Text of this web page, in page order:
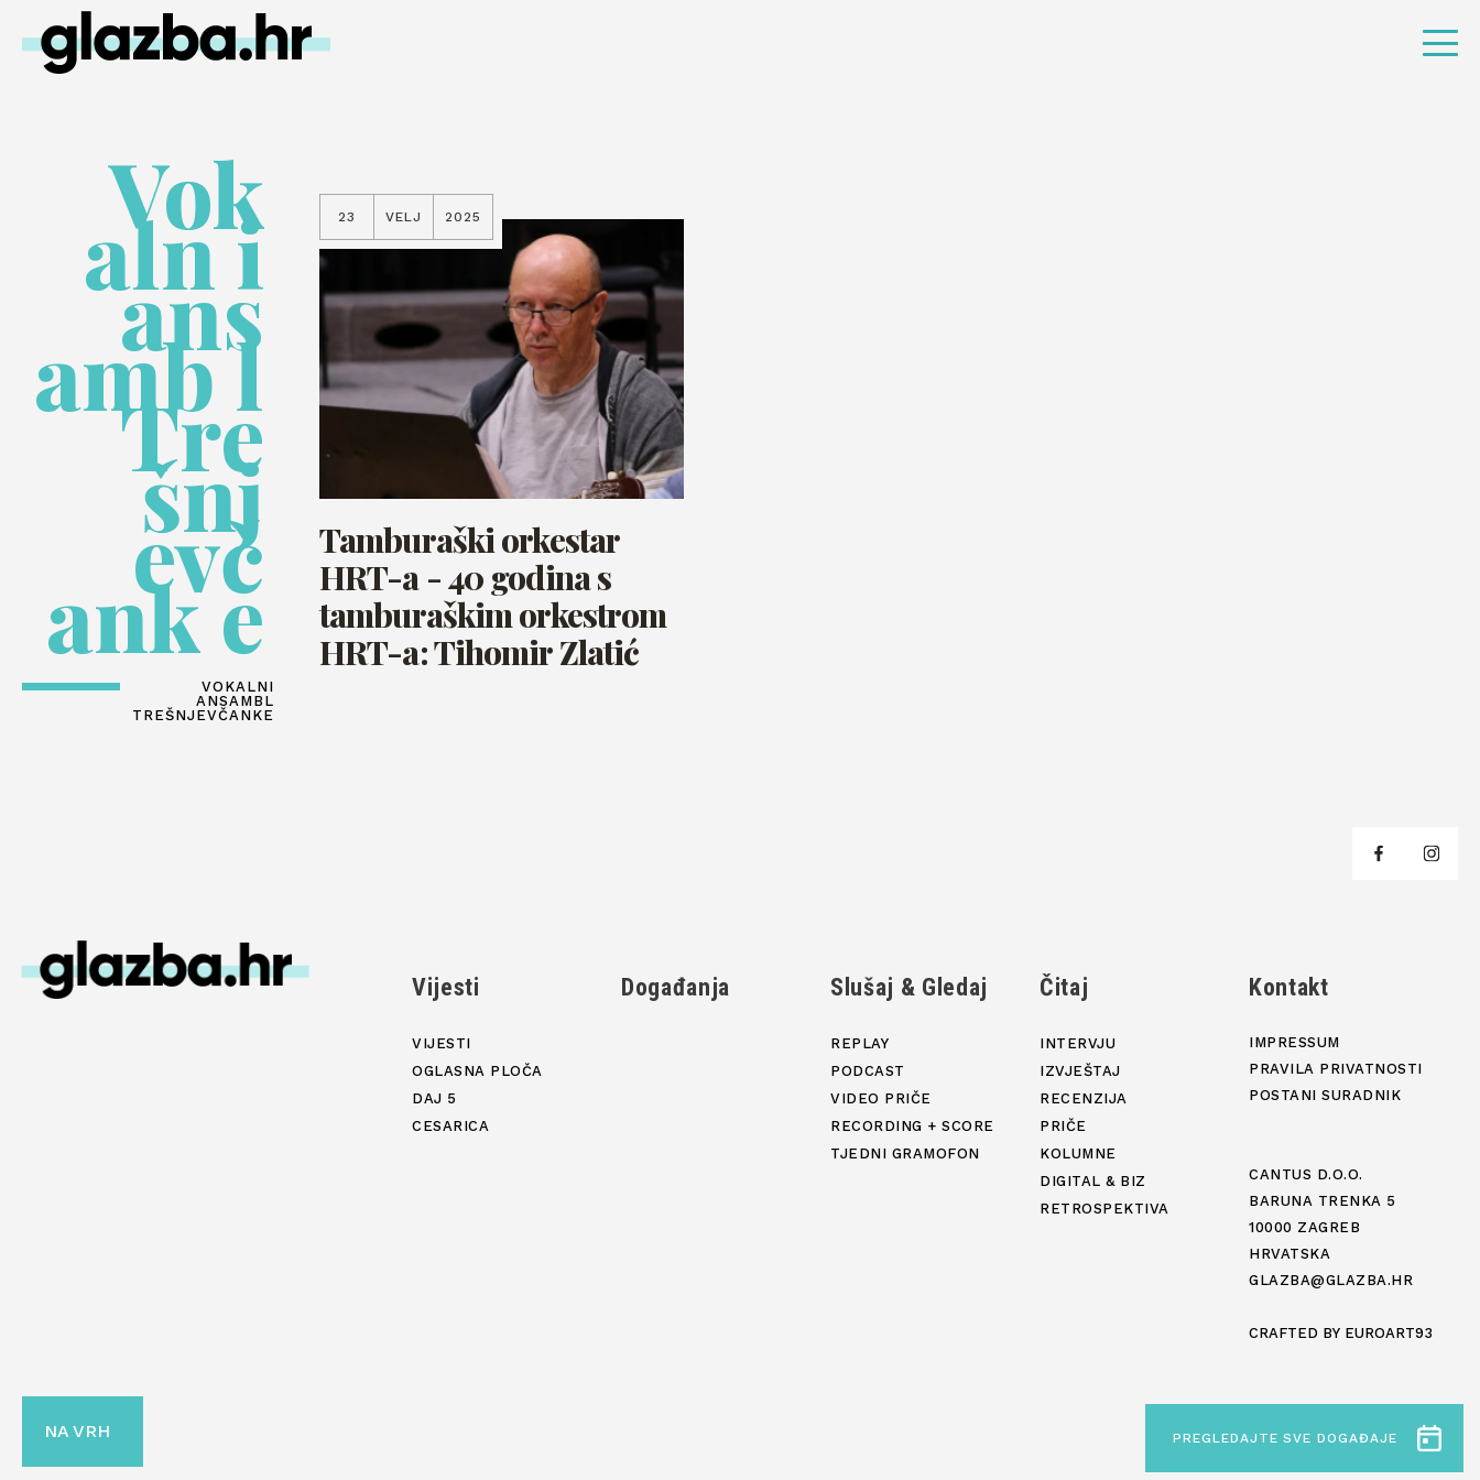
PREGLEDAJTE SVE DOGAĐAJE
Vok
aln i
ans
amb l
Tre
šnj
evč
ank e
VOKALNI
ANSAMBL
TREŠNJEVČANKE
23 VELJ 2025
Tamburaški orkestar
HRT-a - 40 godina s
tamburaškim orkestrom
HRT-a: Tihomir Zlatić
Vijesti
VIJESTI
OGLASNA PLOČA
DAJ 5
CESARICA
Događanja Slušaj & Gledaj
REPLAY
PODCAST
VIDEO PRIČE
RECORDING + SCORE
TJEDNI GRAMOFON
Čitaj
INTERVJU
IZVJEŠTAJ
RECENZIJA
PRIČE
KOLUMNE
DIGITAL & BIZ
RETROSPEKTIVA
Kontakt
IMPRESSUM
PRAVILA PRIVATNOSTI
POSTANI SURADNIK
CANTUS D.O.O.
BARUNA TRENKA 5
10000 ZAGREB
HRVATSKA
GLAZBA@GLAZBA.HR
CRAFTED BY EUROART93
NA VRH